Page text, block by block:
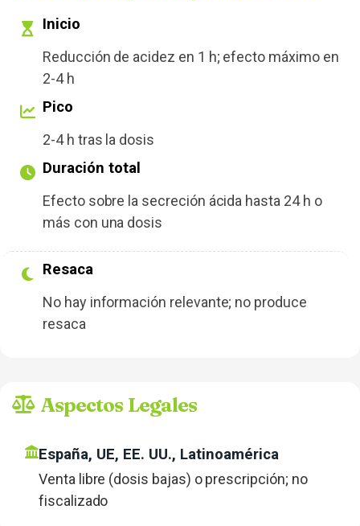
Inicio
Reducción de acidez en 1 h; efecto máximo en
2-4 h
Pico
2-4 h tras la dosis
Duración total
Efecto sobre la secreción ácida hasta 24 h o
más con una dosis
Resaca
No hay información relevante; no produce
resaca
Aspectos Legales
España, UE, EE. UU., Latinoamérica
Venta libre (dosis bajas) o prescripción; no
fiscalizado